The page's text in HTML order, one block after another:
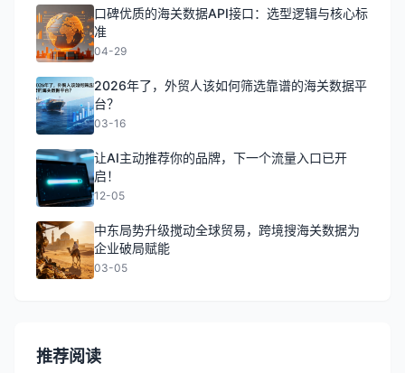
口碑优质的海关数据API接口：选型逻辑与核心标
准
04-29
2026年了，外贸人该如何筛选靠谱的海关数据平
台？
03-16
让AI主动推荐你的品牌，下一个流量入口已开
启！
12-05
中东局势升级搅动全球贸易，跨境搜海关数据为
企业破局赋能
03-05
推荐阅读